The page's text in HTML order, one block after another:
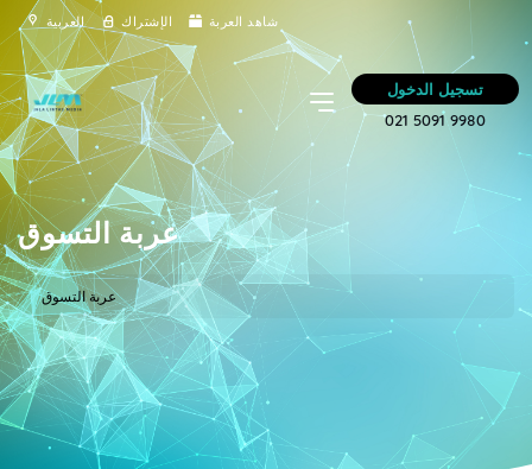
العربية الإشتراك شاهد العربة
تسجيل الدخول
021 5091 9980
عربة التسوق
عربة التسوق